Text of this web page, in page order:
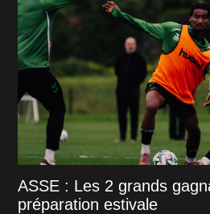
ASSE : Les 2 grands
préparation estivale